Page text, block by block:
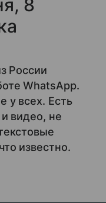
8
России
WhatsApp.
у всех. Есть
видео, не
известно.